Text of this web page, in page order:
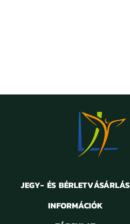
JEGY- ÉS BÉRLETVÁSÁRLÁS
INFORMÁCIÓK